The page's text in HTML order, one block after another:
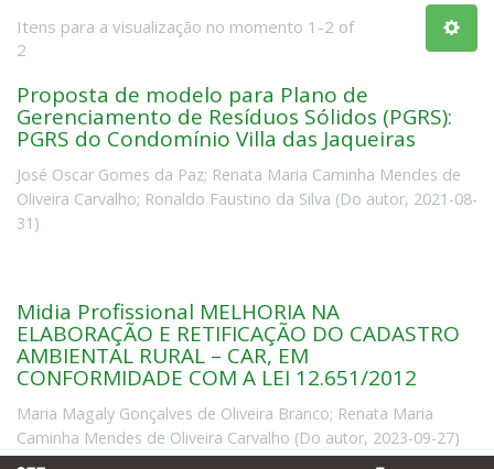
Itens para a visualização no momento 1-2 of
2
Proposta de modelo para Plano de
Gerenciamento de Resíduos Sólidos (PGRS):
PGRS do Condomínio Villa das Jaqueiras
José Oscar Gomes da Paz; Renata Maria Caminha Mendes de
Oliveira Carvalho; Ronaldo Faustino da Silva (Do autor, 2021-08-
31 )
Midia Profissional MELHORIA NA
ELABORAÇÃO E RETIFICAÇÃO DO CADASTRO
AMBIENTAL RURAL – CAR, EM
CONFORMIDADE COM A LEI 12.651/2012
Maria Magaly Gonçalves de Oliveira Branco; Renata Maria
Caminha Mendes de Oliveira Carvalho (Do autor, 2023-09-27)